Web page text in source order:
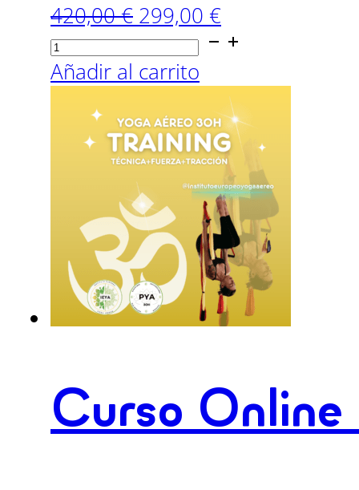
420,00€ El
precio
original
420,00 €.
299,00 €
precio
es:
299,00 €.
Curso
Online
Iniciación
Columpio
cantidad
Añadir al carrito
Curso